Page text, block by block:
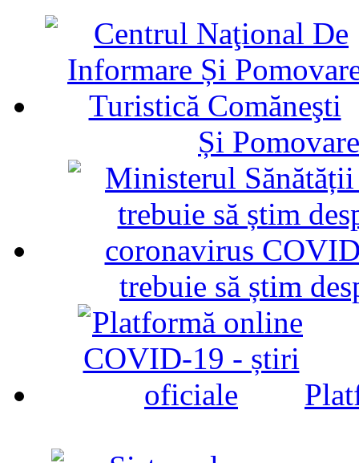
Și
trebuie să știm